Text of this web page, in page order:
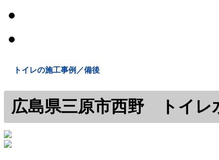
トイレの施工事例／備後
広島県三原市西野 トイレ